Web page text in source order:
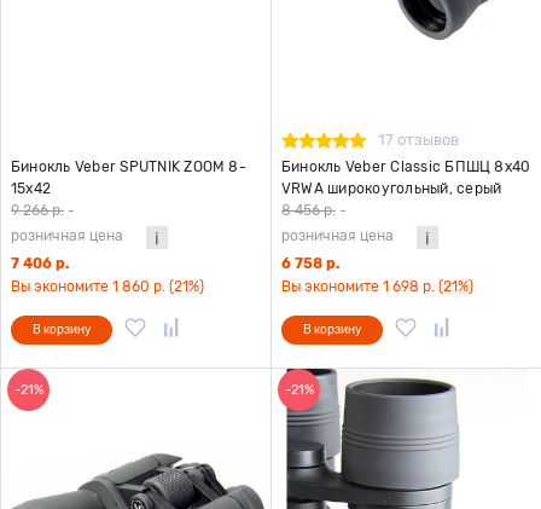
Бинокль Veber SPUTNIK ZOOM 8-
15х42
9 266 р. -
розничная цена
7 406 р.
Вы экономите 1 860 р. (21%)
В корзину
17 отзывов
Бинокль Veber Classic БПШЦ 8x40
VRWA широкоугольный, серый
8 456 р. -
розничная цена
6 758 р.
Вы экономите 1 698 р. (21%)
В корзину
-21% -21%